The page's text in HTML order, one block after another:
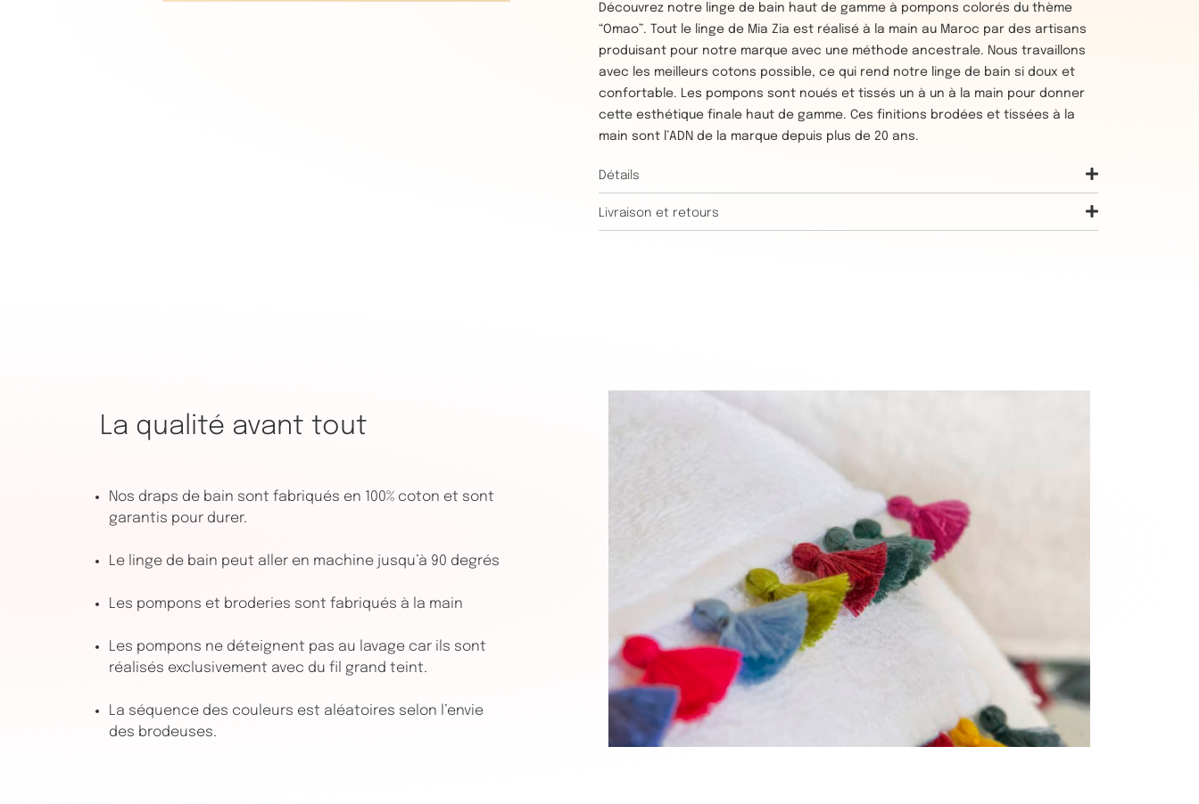
Découvrez notre linge de bain haut de gamme à pompons colorés du thème
“Omao”. Tout le linge de Mia Zia est réalisé à la main au Maroc par des artisans
produisant pour notre marque avec une méthode ancestrale. Nous travaillons
avec les meilleurs cotons possible, ce qui rend notre linge de bain si doux et
confortable. Les pompons sont noués et tissés un à un à la main pour donner
cette esthétique finale haut de gamme. Ces finitions brodées et tissées à la
main sont l’ADN de la marque depuis plus de 20 ans.
Détails
Livraison et retours
La qualité avant tout
Nos draps de bain sont fabriqués en 100% coton et sont
garantis pour durer.
Le linge de bain peut aller en machine jusqu’à 90 degrés
Les pompons et broderies sont fabriqués à la main
Les pompons ne déteignent pas au lavage car ils sont
réalisés exclusivement avec du fil grand teint.
La séquence des couleurs est aléatoires selon l’envie
des brodeuses.